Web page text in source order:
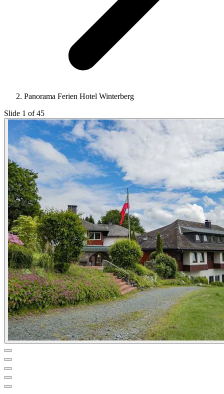
Panorama Ferien Hotel Winterberg
Slide 1 of 45